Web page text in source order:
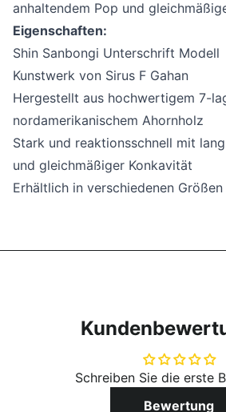
anhaltendem Pop und
Eigenschaften:
Shin Sanbongi Unterschrift Modell
Kunstwerk von Sirus F Gahan
Hergestellt aus hochwertigem 7-
nordamerikanischem Ahornholz
Stark und reaktionsschnell mit
und gleichmäßiger Konkavität
Erhältlich in verschiedenen Größen
Schreiben Sie die erste
Bewertung